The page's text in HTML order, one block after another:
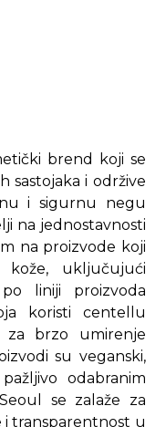
brend koji se
sastojaka i održive
i sigurnu negu
na jednostavnosti
na proizvode koji
uključujući
liniji proizvoda
koristi centellu
za brzo umirenje
su veganski,
odabranim
se zalaže za
i transparentnost u